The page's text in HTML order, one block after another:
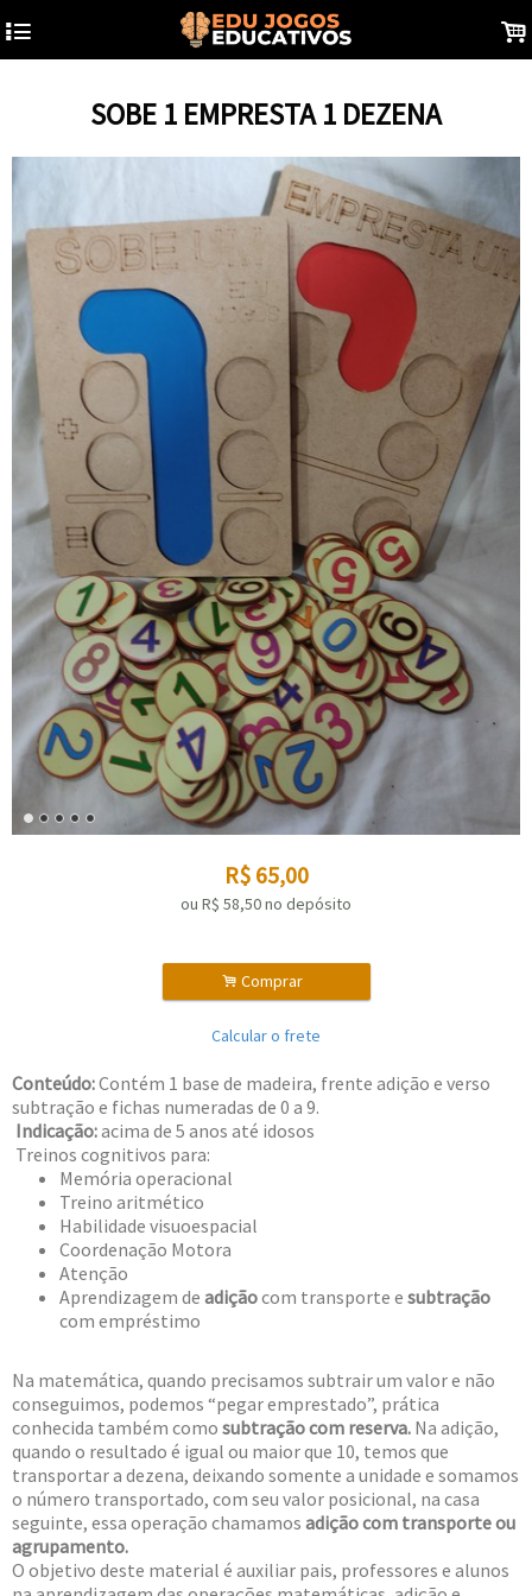
4 .
SOBE 1 EMPRESTA 1 DEZENA
R$ 65,00
ou R$ 58,50no depósito
. Comprar
Calcular o frete
Conteúdo:Contém 1 base de madeira, frente adição e verso
subtração e fichas numeradas de 0 a 9.
Indicação:acima de 5 anos até idosos
Treinos cognitivos para:
Memória operacional
Treino aritmético
Habilidade visuoespacial
Coordenação Motora
Atenção
Aprendizagem de adiçãocom transporte e subtração
com empréstimo
Na matemática, quando precisamos subtrair um valor e não
conseguimos, podemos “pegar emprestado”, prática
conhecida também como subtração com reserva. Na adição,
quando o resultado é igual ou maior que 10, temos que
transportar a dezena, deixando somente a unidade e somamos
o número transportado, com seu valor posicional, na casa
seguinte, essa operação chamamos adição com transporte ou
agrupamento.
O objetivo deste material é auxiliar pais, professores e alunos